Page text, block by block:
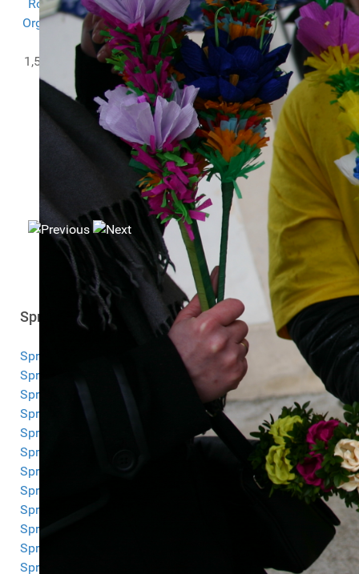
Rozliczenie PIT we współpracy z Instytutem Wsparcia
Organizacji Pozarządowychw ramach projektuPITax.pl
dla OPP.
1,5% zbieramy we współpracy z PITax.pl Łatwe podatki
KRS: 0000251817
Sprawozdania
Sprawozdanie 2025
Sprawozdanie 2024
Sprawozdanie 2023
Sprawozdanie 2022
Sprawozdanie 2021
Sprawozdanie 2020
Sprawozdanie 2019
Sprawozdanie 2018
Sprawozdanie 2017
Sprawozdanie 2016
Sprawozdanie 2015
Sprawozdanie 2014